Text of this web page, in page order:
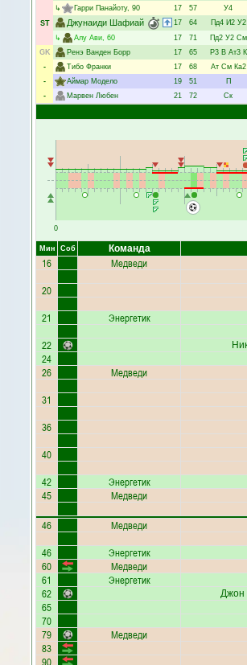
↳
Гарри Панайоту, 90 17 57 У4
ST
Джунаиди Шафиай 17 64 Пд4 И2 У2
↳
Алу Ави, 60 17 71 Пд2 У2 См
GK
Ренэ Ванден Борр 17 65 Р3 В Ат3 К
-
Тибо Франки 17 68 Ат См Ка2
-
Аймар Модело 19 51 П
-
Марвен Любен 21 72 Ск
0
Мин Соб Команда
16 Медведи
20
21 Энергетик
22
24
26 Медведи
31
36
40
42 Энергетик
45 Медведи
46 Медведи
46 Энергетик
60 Медведи
61 Энергетик
62 Джон
65
70
79 Медведи
83
90